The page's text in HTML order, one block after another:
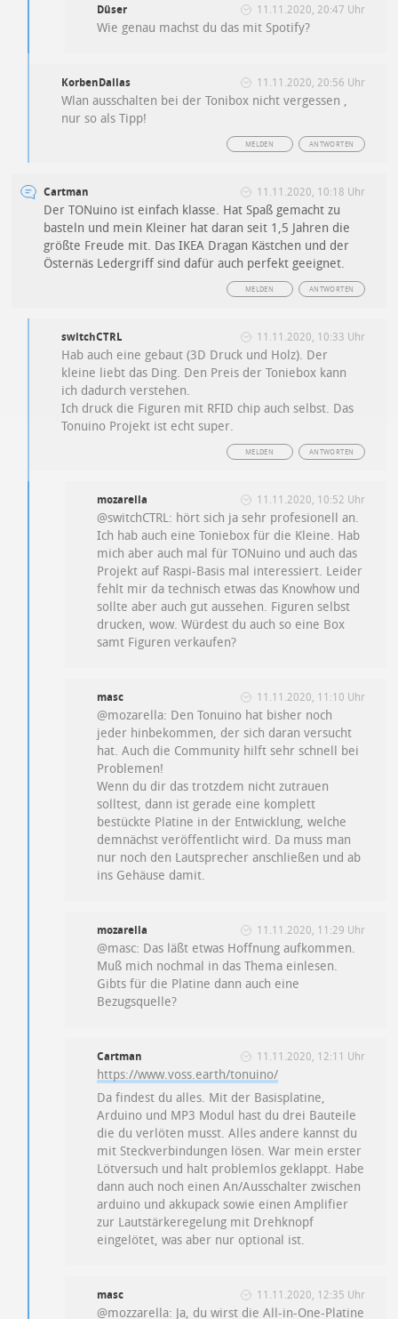
Düser 11.11.2020, 20:47 Uhr
Wie genau machst du das mit Spotify?
KorbenDallas 11.11.2020, 20:56 Uhr
Wlan ausschalten bei der Tonibox nicht vergessen ,
nur so als Tipp!
ANTWORTEN
MELDEN
Cartman 11.11.2020, 10:18 Uhr
Der TONuino ist einfach klasse. Hat Spaß gemacht zu
basteln und mein Kleiner hat daran seit 1,5 Jahren die
größte Freude mit. Das IKEA Dragan Kästchen und der
Östernäs Ledergriff sind dafür auch perfekt geeignet.
ANTWORTEN
MELDEN
switchCTRL 11.11.2020, 10:33 Uhr
Hab auch eine gebaut (3D Druck und Holz). Der
kleine liebt das Ding. Den Preis der Toniebox kann
ich dadurch verstehen.
Ich druck die Figuren mit RFID chip auch selbst. Das
Tonuino Projekt ist echt super.
ANTWORTEN
MELDEN
mozarella 11.11.2020, 10:52 Uhr
@switchCTRL: hört sich ja sehr profesionell an.
Ich hab auch eine Toniebox für die Kleine. Hab
mich aber auch mal für TONuino und auch das
Projekt auf Raspi-Basis mal interessiert. Leider
fehlt mir da technisch etwas das Knowhow und
sollte aber auch gut aussehen. Figuren selbst
drucken, wow. Würdest du auch so eine Box
samt Figuren verkaufen?
masc 11.11.2020, 11:10 Uhr
@mozarella: Den Tonuino hat bisher noch
jeder hinbekommen, der sich daran versucht
hat. Auch die Community hilft sehr schnell bei
Problemen!
Wenn du dir das trotzdem nicht zutrauen
solltest, dann ist gerade eine komplett
bestückte Platine in der Entwicklung, welche
demnächst veröffentlicht wird. Da muss man
nur noch den Lautsprecher anschließen und ab
ins Gehäuse damit.
mozarella 11.11.2020, 11:29 Uhr
@masc: Das läßt etwas Hoffnung aufkommen.
Muß mich nochmal in das Thema einlesen.
Gibts für die Platine dann auch eine
Bezugsquelle?
Cartman 11.11.2020, 12:11 Uhr
https://www.voss.earth/tonuino/
Da findest du alles. Mit der Basisplatine,
Arduino und MP3 Modul hast du drei Bauteile
die du verlöten musst. Alles andere kannst du
mit Steckverbindungen lösen. War mein erster
Lötversuch und halt problemlos geklappt. Habe
dann auch noch einen An/Ausschalter zwischen
arduino und akkupack sowie einen Amplifier
zur Lautstärkeregelung mit Drehknopf
eingelötet, was aber nur optional ist.
masc 11.11.2020, 12:35 Uhr
@mozzarella: Ja, du wirst die All-in-One-Platine